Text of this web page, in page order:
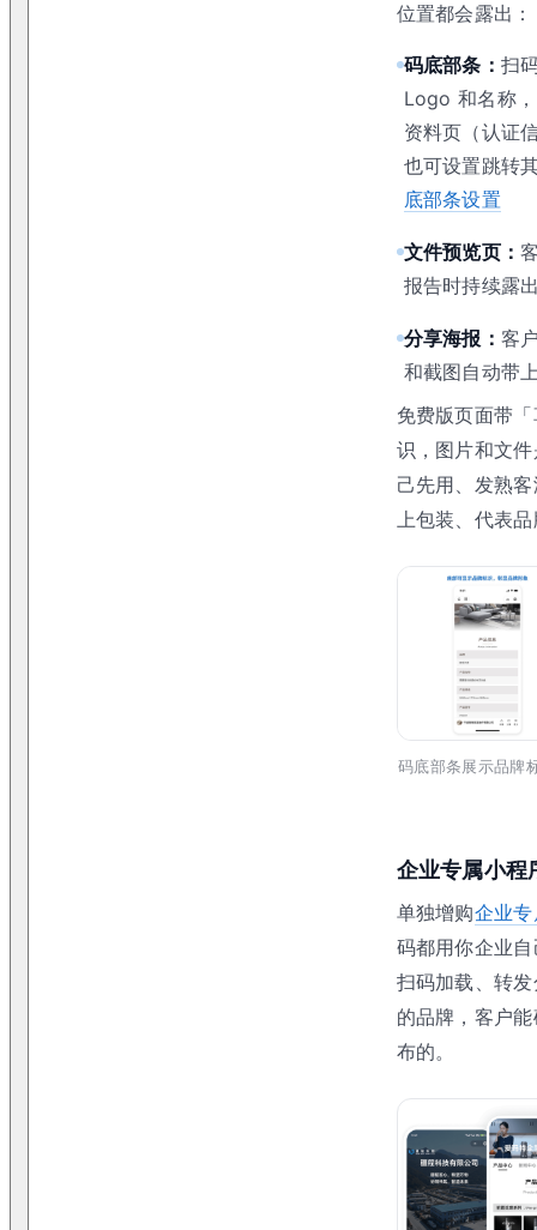
位置都会露出：
码底部条：扫
Logo 和名称
资料页（认证
也可设置跳转
底部条设置
文件预览页：
报告时持续露
分享海报：客
和截图自动带
免费版页面带
识，图片和文
己先用、发熟
上包装、代表
码底部条展示品牌
企业专属小程
单独增购企业
码都用你企业
扫码加载、转
的品牌，客户
布的。